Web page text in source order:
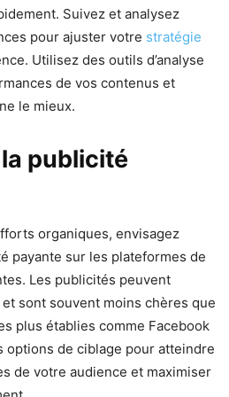
Suivez et analysez
pour ajuster votre stratégie
Utilisez des outils d’analyse
de vos contenus et
le mieux.
publicité
organiques, envisagez
payante sur les plateformes de
Les publicités peuvent
sont souvent moins chères que
plus établies comme Facebook
options de ciblage pour atteindre
de votre audience et maximiser